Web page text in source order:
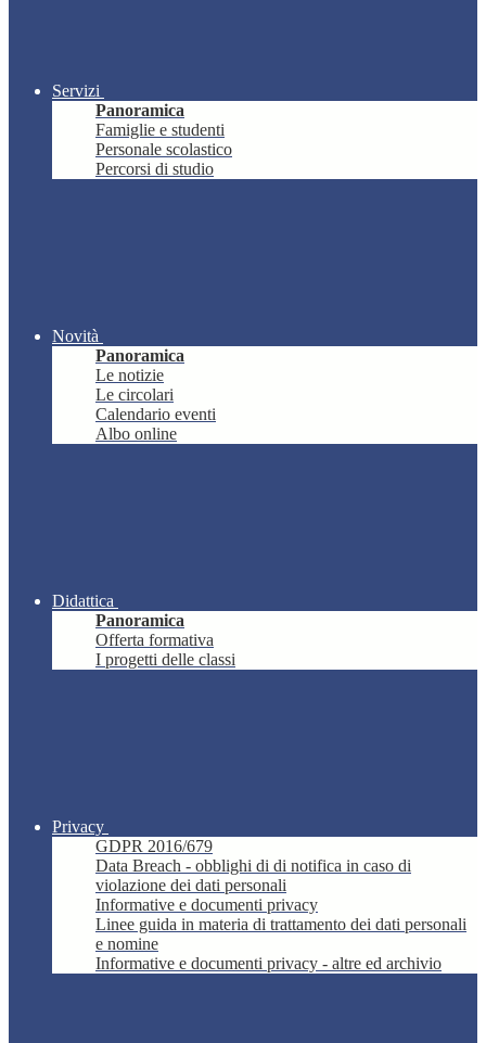
Servizi
Panoramica
Famiglie e studenti
Personale scolastico
Percorsi di studio
Novità
Panoramica
Le notizie
Le circolari
Calendario eventi
Albo online
Didattica
Panoramica
Offerta formativa
I progetti delle classi
Privacy
GDPR 2016/679
Data Breach - obblighi di di notifica in caso di
violazione dei dati personali
Informative e documenti privacy
Linee guida in materia di trattamento dei dati personali
e nomine
Informative e documenti privacy - altre ed archivio